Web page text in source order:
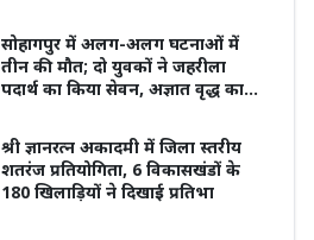
सोहागपुर में अलग-अलग घटनाओं में
तीन की मौत; दो युवकों ने जहरीला
पदार्थ का किया सेवन, अज्ञात वृद्ध का
श्री ज्ञानरत्न अकादमी में जिला स्तरीय
शतरंज प्रतियोगिता, 6 विकासखंडों के
180 खिलाड़ियों ने दिखाई प्रतिभा